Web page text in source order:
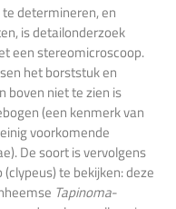
determineren, en
is detailonderzoek
een stereomicroscoop.
het borststuk en
boven niet te zien is
(een kenmerk van
voorkomende
De soort is vervolgens
te bekijken: deze
Tapinoma-